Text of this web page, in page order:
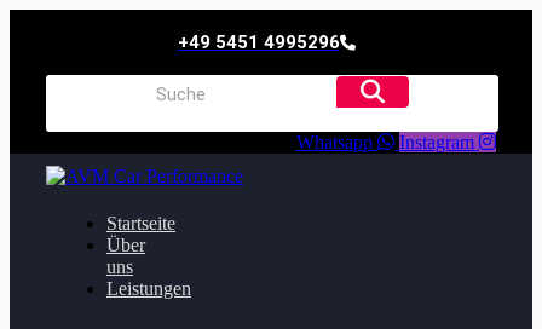
+49 5451 4995296
Whatsapp Instagram
Startseite
Über
uns
Leistungen